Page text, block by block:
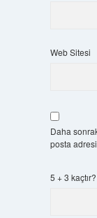
Web Sitesi
Daha
posta
5 + 3 kaçtır?